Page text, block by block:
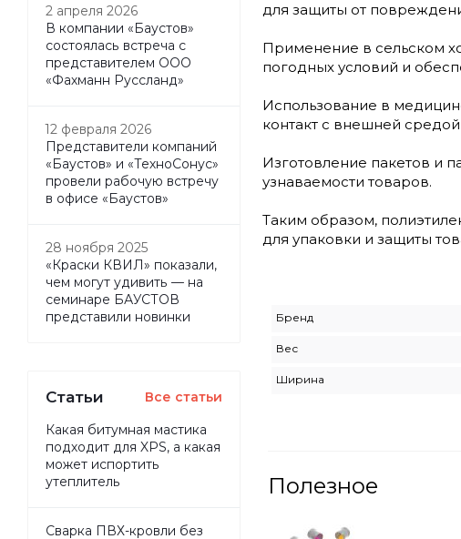
для защиты от
Применение в сельском
погодных условий и
Использование в
контакт с внешней средой
Изготовление пакетов и
узнаваемости товаров.
Таким образом,
для упаковки и защиты
Бренд
Вес
Ширина
Полезное
2 апреля 2026
В компании «Баустов»
состоялась встреча с
представителем ООО
«Фахманн Руссланд»
12 февраля 2026
Представители компаний
«Баустов» и «ТехноСонус»
провели рабочую встречу
в офисе «Баустов»
28 ноября 2025
«Краски КВИЛ» показали,
чем могут удивить — на
семинаре БАУСТОВ
представили новинки
Статьи Все статьи
Какая битумная мастика
подходит для XPS, а какая
может испортить
утеплитель
Сварка ПВХ-кровли без